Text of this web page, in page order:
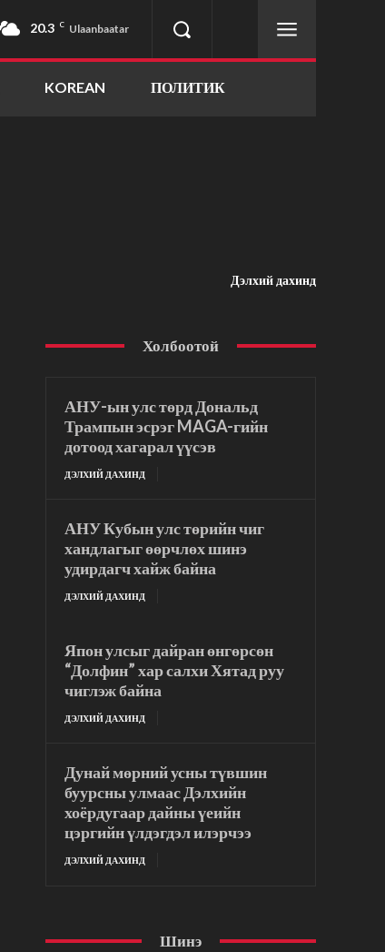
20.3 C Ulaanbaatar
KOREAN ПОЛИТИК
Дэлхий дахинд
Холбоотой
АНУ-ын улс төрд Дональд
Трампын эсрэг MAGA-гийн
дотоод хагарал үүсэв
ДЭЛХИЙ ДАХИНД
АНУ Кубын улс төрийн чиг
хандлагыг өөрчлөх шинэ
удирдагч хайж байна
ДЭЛХИЙ ДАХИНД
Япон улсыг дайран өнгөрсөн
“Долфин” хар салхи Хятад руу
чиглэж байна
ДЭЛХИЙ ДАХИНД
Дунай мөрний усны түвшин
буурсны улмаас Дэлхийн
хоёрдугаар дайны үеийн
цэргийн үлдэгдэл илэрчээ
ДЭЛХИЙ ДАХИНД
Шинэ